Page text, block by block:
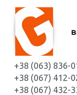
+38 (063) 836-
+38 (067) 412-
+38 (067) 432-